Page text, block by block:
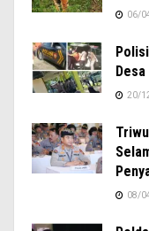
06/
20/
08/